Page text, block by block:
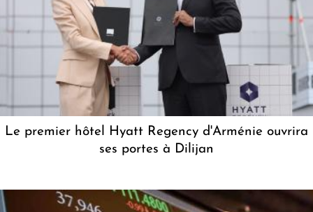
Le premier hôtel Hyatt Regency d'Arménie ouvrira
ses portes à Dilijan